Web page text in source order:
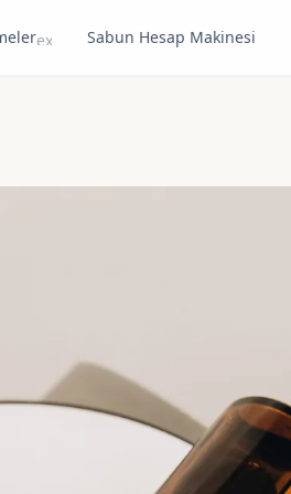
expand_moreSabun Hesap Makinesi